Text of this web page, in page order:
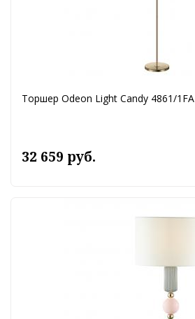
Торшер Odeon Light Candy 4861/1FA
32 659 руб.